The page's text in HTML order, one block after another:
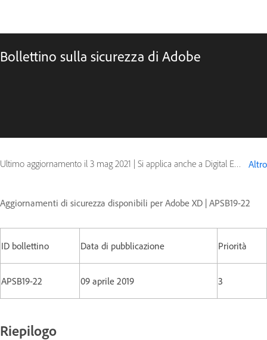
Bollettino sulla sicurezza di Adobe
Ultimo aggiornamento il 3 mag 2021 | Si applica anche a Digital Editions Altro
Aggiornamenti di sicurezza disponibili per Adobe XD | APSB19-22
ID bollettino Data di pubblicazione Priorità
APSB19-22 09 aprile 2019 3
Riepilogo